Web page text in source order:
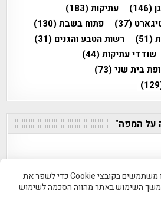
(146) עתיקות(183)
(37) פתוח בשבת(130)
(51) רשות הטבע והגנים (31)
שודדי עתיקות(44)
בית שני(73)
על המפה"
היסטוריה על המפה 2011-2026 | פרוייקט טיגארט 2012-2026|
אנו משתמשים בקובצי Cookie כדי לשפר את
השימוש באתר מהווה הסכמה לשימוש